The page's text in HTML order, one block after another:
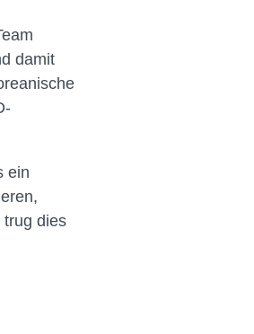
damit
ein
trug dies